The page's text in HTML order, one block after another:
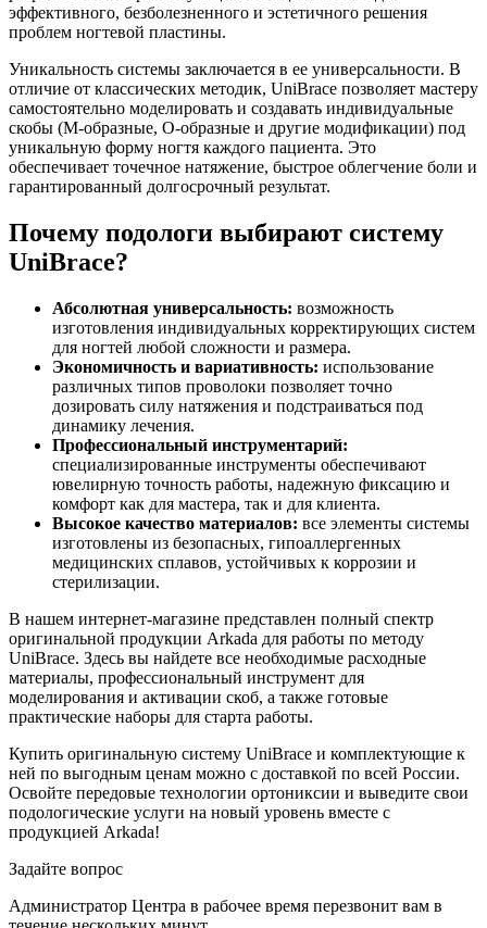
эффективного, безболезненного и эстетичного решения
проблем ногтевой пластины.
Уникальность системы заключается в ее универсальности. В
отличие от классических методик, UniBrace позволяет мастеру
самостоятельно моделировать и создавать индивидуальные
скобы (М-образные, О-образные и другие модификации) под
уникальную форму ногтя каждого пациента. Это
обеспечивает точечное натяжение, быстрое облегчение боли и
гарантированный долгосрочный результат.
Почему подологи выбирают систему
UniBrace?
Абсолютная универсальность: возможность
изготовления индивидуальных корректирующих систем
для ногтей любой сложности и размера.
Экономичность и вариативность: использование
различных типов проволоки позволяет точно
дозировать силу натяжения и подстраиваться под
динамику лечения.
Профессиональный инструментарий:
специализированные инструменты обеспечивают
ювелирную точность работы, надежную фиксацию и
комфорт как для мастера, так и для клиента.
Высокое качество материалов: все элементы системы
изготовлены из безопасных, гипоаллергенных
медицинских сплавов, устойчивых к коррозии и
стерилизации.
В нашем интернет-магазине представлен полный спектр
оригинальной продукции Arkada для работы по методу
UniBrace. Здесь вы найдете все необходимые расходные
материалы, профессиональный инструмент для
моделирования и активации скоб, а также готовые
практические наборы для старта работы.
Купить оригинальную систему UniBrace и комплектующие к
ней по выгодным ценам можно с доставкой по всей России.
Освойте передовые технологии ортониксии и выведите свои
подологические услуги на новый уровень вместе с
продукцией Arkada!
Задайте вопрос
Администратор Центра в рабочее время перезвонит вам в